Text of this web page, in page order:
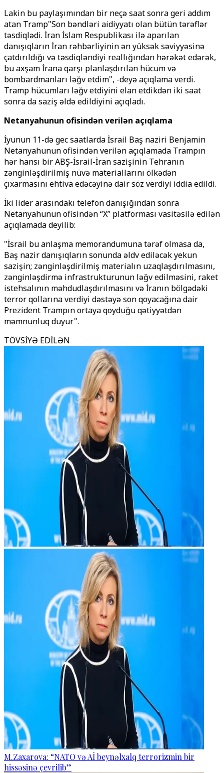
Lakin bu paylaşımından bir neçə saat sonra geri addım
atan Tramp"Son bəndləri aidiyyatı olan bütün tərəflər
təsdiqlədi. İran İslam Respublikası ilə aparılan
danışıqların İran rəhbərliyinin ən yüksək səviyyəsinə
çatdırıldığı və təsdiqləndiyi reallığından hərəkət edərək,
bu axşam İrana qarşı planlaşdırılan hücum və
bombardmanları ləğv etdim", -deyə açıqlama verdi.
Tramp hücumları ləğv etdiyini elan etdikdən iki saat
sonra da saziş əldə edildiyini açıqladı.
Netanyahunun ofisindən verilən açıqlama
İyunun 11-də gec saatlarda İsrail Baş naziri Benjamin
Netanyahunun ofisindən verilən açıqlamada Trampın
hər hansı bir ABŞ-İsrail-İran sazişinin Tehranın
zənginləşdirilmiş nüvə materiallarını ölkədən
çıxarmasını ehtiva edəcəyinə dair söz verdiyi iddia edildi.
İki lider arasındakı telefon danışığından sonra
Netanyahunun ofisindən “X” platforması vasitəsilə edilən
açıqlamada deyilib:
"İsrail bu anlaşma memorandumuna tərəf olmasa da,
Baş nazir danışıqların sonunda əldv ediləcək yekun
sazişin; zənginləşdirilmiş materialın uzaqlaşdırılmasını,
zənginləşdirmə infrastrukturunun ləğv edilməsini, raket
istehsalının məhdudlaşdırılmasını və İranın bölgədəki
terror qollarına verdiyi dəstəyə son qoyacağına dair
Prezident Trampın ortaya qoyduğu qətiyyətdən
məmnunluq duyur".
TÖVSİYƏ EDİLƏN
M.Zaxarova: “NATO və Aİ beynəlxalq terrorizmin bir
hissəsinə çevrilib”